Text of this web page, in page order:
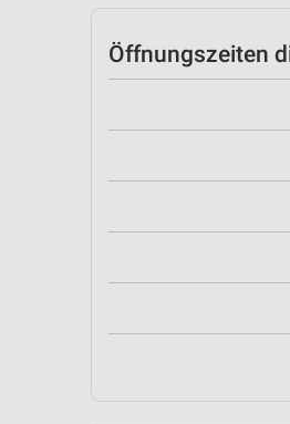
Öffnungszeiten